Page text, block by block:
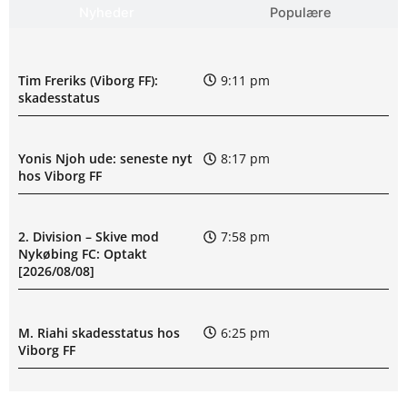
Populære
Tim Freriks (Viborg FF):
skadesstatus
9:11 pm
Yonis Njoh ude: seneste nyt
hos Viborg FF
8:17 pm
2. Division – Skive mod
Nykøbing FC: Optakt
[2026/08/08]
7:58 pm
M. Riahi skadesstatus hos
Viborg FF
6:25 pm